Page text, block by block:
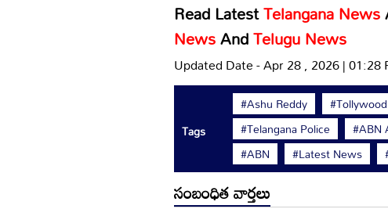
Read LatestTelangana News
NewsAndTelugu News
Updated Date - Apr 28 , 2026 | 01:28
Tags
#Ashu Reddy #Tollywood
#Telangana Police
#ABN
#ABN
#Latest News
సంబంధిత వార్తలు